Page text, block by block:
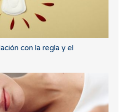
con la regla y el